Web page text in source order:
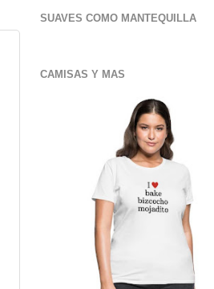
SUAVES COMO MANTEQUILLA
CAMISAS Y MAS